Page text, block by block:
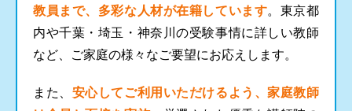
教員まで、多彩な人材が在籍しています。東京都
内や千葉・埼玉・神奈川の受験事情に詳しい教師
など、ご家庭の様々なご要望にお応えします。
また、 安心してご利用いただけるよう、家庭教師